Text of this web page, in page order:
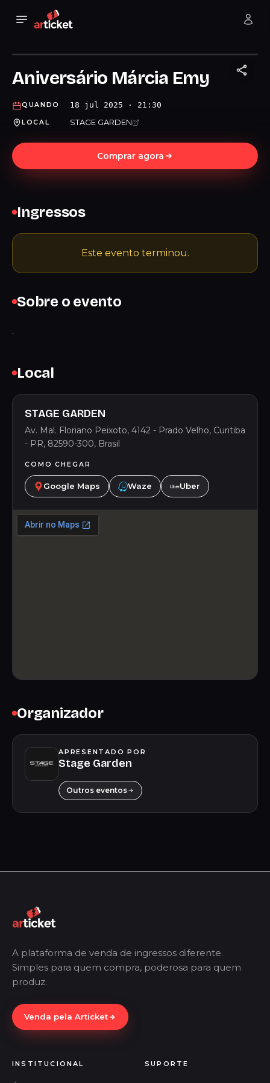
Aniversário Márcia Emy
QUANDO 18 jul 2025 · 21:30
LOCAL STAGE GARDEN
Comprar agora
Sobre o evento
.
Local
STAGE GARDEN
Av. Mal. Floriano Peixoto, 4142 - Prado Velho, Curitiba
- PR, 82590-300, Brasil
COMO CHEGAR
Google Maps Waze Uber
Organizador
APRESENTADO POR
Stage Garden
Outros eventos
Ingressos
Este evento terminou.
A plataforma de venda de ingressos diferente.
Simples para quem compra, poderosa para quem
produz.
Venda pela Articket
INSTITUCIONAL SUPORTE